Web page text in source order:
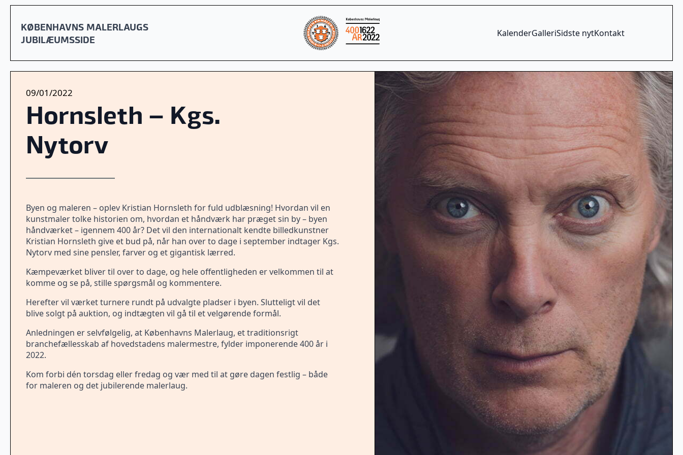
KØBENHAVNS MALERLAUGS
JUBILÆUMSSIDE
KalenderGalleriSidste nytKontakt
09/01/2022
Hornsleth – Kgs.
Nytorv
Byen og maleren – oplev Kristian Hornsleth for fuld udblæsning! Hvordan vil en
kunstmaler tolke historien om, hvordan et håndværk har præget sin by – byen
håndværket – igennem 400 år? Det vil den internationalt kendte billedkunstner
Kristian Hornsleth give et bud på, når han over to dage i september indtager Kgs.
Nytorv med sine pensler, farver og et gigantisk lærred.
Kæmpeværket bliver til over to dage, og hele offentligheden er velkommen til at
komme og se på, stille spørgsmål og kommentere.
Herefter vil værket turnere rundt på udvalgte pladser i byen. Slutteligt vil det
blive solgt på auktion, og indtægten vil gå til et velgørende formål.
Anledningen er selvfølgelig, at Københavns Malerlaug, et traditionsrigt
branchefællesskab af hovedstadens malermestre, fylder imponerende 400 år i
2022.
Kom forbi dén torsdag eller fredag og vær med til at gøre dagen festlig – både
for maleren og det jubilerende malerlaug.